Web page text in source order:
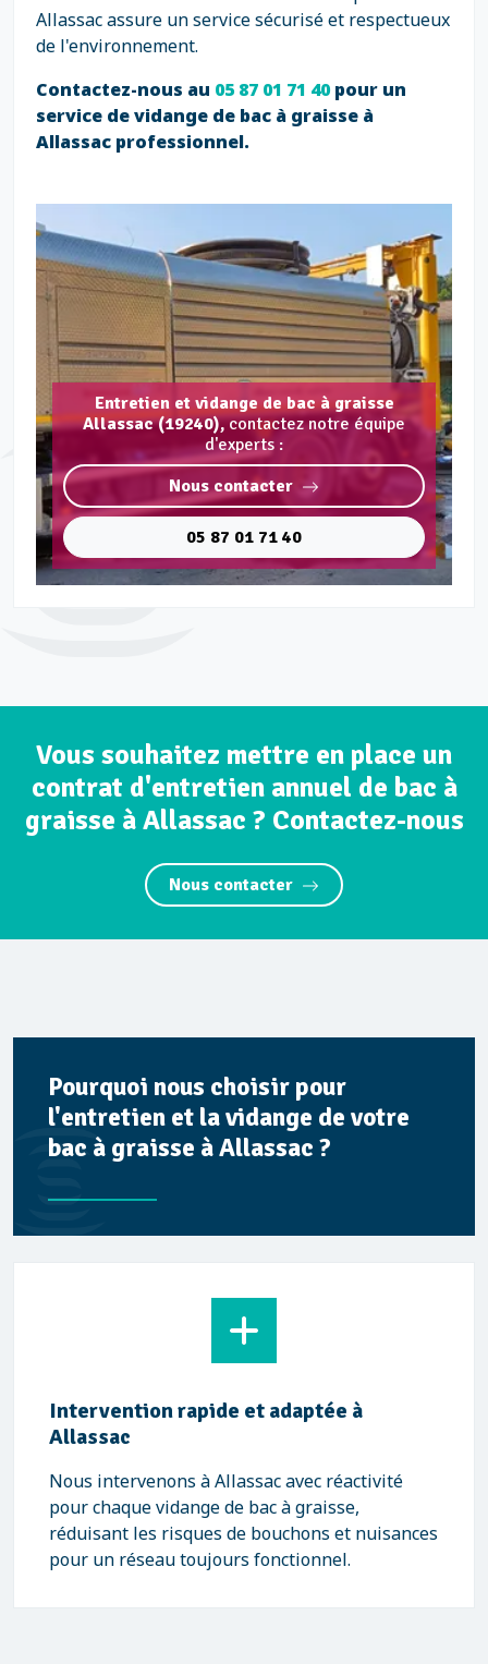
Allassac assure un service sécurisé et respectueux
de l'environnement.
Contactez-nous au 05 87 01 71 40pour un
service de vidange de bac à graisse à
Allassac professionnel.
Entretien et vidange de bac à graisse
Allassac (19240),contactez notre équipe
d'experts :
Nous contacter
05 87 01 71 40
Vous souhaitez mettre en place un
contrat d'entretien annuel de bac à
graisse à Allassac ? Contactez-nous
Nous contacter
Pourquoi nous choisir pour
l'entretien et la vidange de votre
bac à graisse à Allassac ?
Intervention rapide et adaptée à
Allassac
Nous intervenons à Allassac avec réactivité
pour chaque vidange de bac à graisse,
réduisant les risques de bouchons et nuisances
pour un réseau toujours fonctionnel.